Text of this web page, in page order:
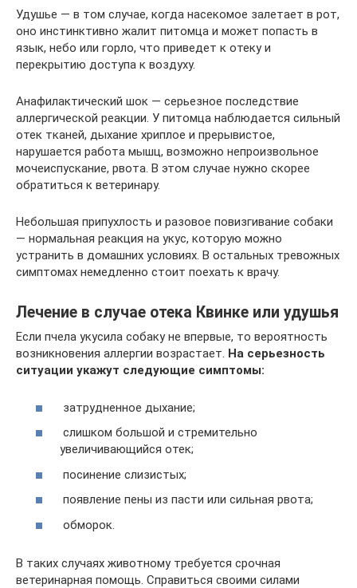
Удушье — в том случае, когда насекомое залетает в рот,
оно инстинктивно жалит питомца и может попасть в
язык, небо или горло, что приведет к отеку и
перекрытию доступа к воздуху.
Анафилактический шок — серьезное последствие
аллергической реакции. У питомца наблюдается сильный
отек тканей, дыхание хриплое и прерывистое,
нарушается работа мышц, возможно непроизвольное
мочеиспускание, рвота. В этом случае нужно скорее
обратиться к ветеринару.
Небольшая припухлость и разовое повизгивание собаки
— нормальная реакция на укус, которую можно
устранить в домашних условиях. В остальных тревожных
симптомах немедленно стоит поехать к врачу.
Лечение в случае отека Квинке или удушья
Если пчела укусила собаку не впервые, то вероятность
возникновения аллергии возрастает. На серьезность
ситуации укажут следующие симптомы:
затрудненное дыхание;
слишком большой и стремительно
увеличивающийся отек;
посинение слизистых;
появление пены из пасти или сильная рвота;
обморок.
В таких случаях животному требуется срочная
ветеринарная помощь. Справиться своими силами